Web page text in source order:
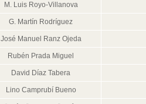
M. Luis Royo-Villanova
G. Martín Rodríguez
José Manuel Ranz Ojeda
Rubén Prada Miguel
David Díaz Tabera
Lino Camprubí Bueno